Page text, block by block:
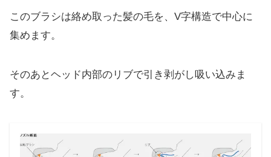
このブラシは絡め取った髪の毛を、V字構造で中心に
集めます。
そのあとヘッド内部のリブで引き剥がし吸い込みま
す。